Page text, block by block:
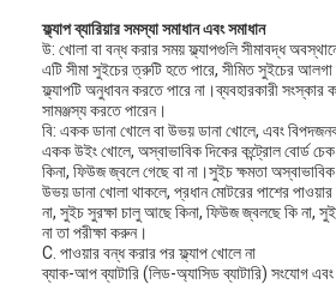
ফ্ল্যাপ ব্যারিয়ার সমস্যা সমাধান এবং সমাধান
উ: খোলা বা বন্ধ করার সময় ফ্ল্যাপগুলি সীমাবদ্ধ
এটি সীমা সুইচের ত্রুটি হতে পারে, সীমিত সুইচের আলগা
ফ্ল্যাপটি অনুধাবন করতে পারে না।ব্যবহারকারী
সামঞ্জস্য করতে পারেন।
বি: একক ডানা খোলে বা উভয় ডানা খোলে, এবং
একক উইং খোলে, অস্বাভাবিক দিকের কন্ট্রোল বোর্ড
কিনা, ফিউজ জ্বলে গেছে বা না।সুইচ ক্ষমতা অস্বাভাবিক
উভয় ডানা খোলা থাকলে, প্রধান মোটরের পাশের
না, সুইচ সুরক্ষা চালু আছে কিনা, ফিউজ জ্বলছে কি না,
না তা পরীক্ষা করুন।
C. পাওয়ার বন্ধ করার পর ফ্ল্যাপ খোলে না
ব্যাক-আপ ব্যাটারি (লিড-অ্যাসিড ব্যাটারি) সংযোগ